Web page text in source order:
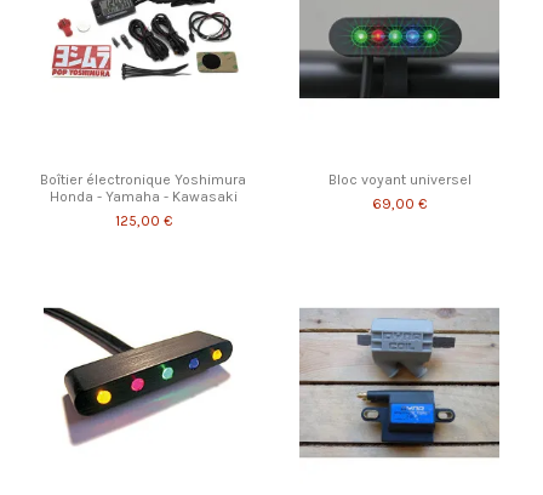
Boîtier électronique Yoshimura
Honda - Yamaha - Kawasaki
125,00 €
Bloc voyant universel
69,00 €